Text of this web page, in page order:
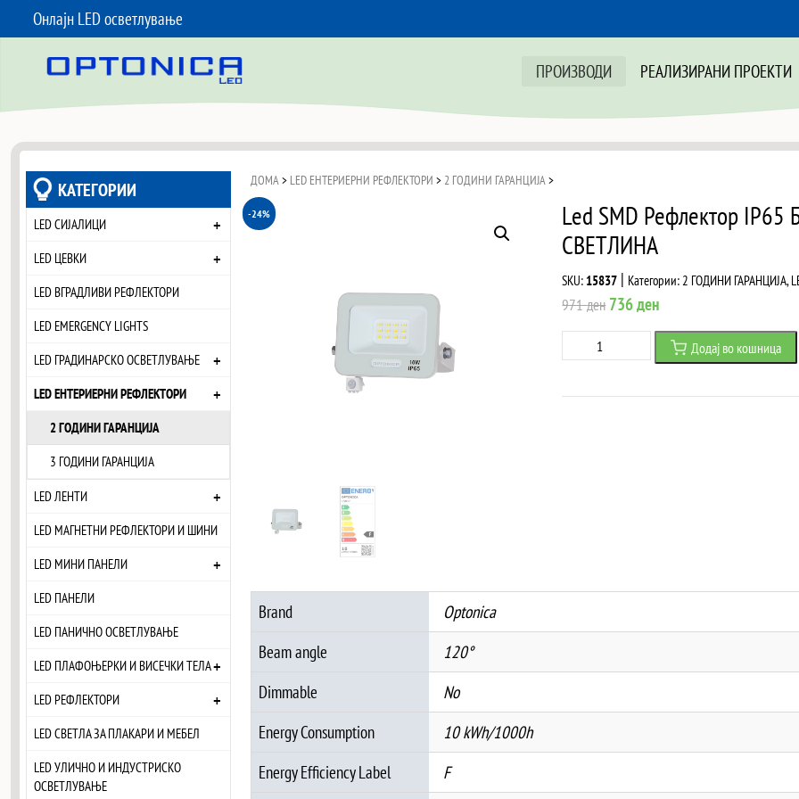
Онлајн LED осветлување
ПРОИЗВОДИ
РЕАЛИЗИРАНИ ПРОЕКТИ
КАТЕГОРИИ
LED СИЈАЛИЦИ +
LED ЦЕВКИ +
LED ВГРАДЛИВИ РЕФЛЕКТОРИ
LED EMERGENCY LIGHTS
LED ГРАДИНАРСКО ОСВЕТЛУВАЊЕ
+
LED ЕНТЕРИЕРНИ РЕФЛЕКТОРИ
2 ГОДИНИ ГАРАНЦИЈА
3 ГОДИНИ ГАРАНЦИЈА
+
LED ЛЕНТИ +
LED МАГНЕТНИ РЕФЛЕКТОРИ И ШИНИ
LED МИНИ ПАНЕЛИ
+
LED ПАНЕЛИ
LED ПАНИЧНО ОСВЕТЛУВАЊЕ
LED ПЛАФОЊЕРКИ И ВИСЕЧКИ ТЕЛА+
LED РЕФЛЕКТОРИ +
LED СВЕТЛА ЗА ПЛАКАРИ И МЕБЕЛ
LED УЛИЧНО И ИНДУСТРИСКО
ОСВЕТЛУВАЊЕ
ДОМА > LED ЕНТЕРИЕРНИ РЕФЛЕКТОРИ > 2 ГОДИНИ ГАРАНЦИЈА >
-24%
Led SMD Рефлектор
СВЕТЛИНА
SKU: 15837 | Категории:2 ГОДИНИ ГАРАНЦИЈА,
971ден Original
price
736денCurrent
price
SMD
Рефлектор
СВЕТЛИНА
Додај во кошница
Brand
Optonica
Beam angle
120°
Dimmable
No
Energy Consumption
10 kWh/1000h
Energy Efficiency Label
F